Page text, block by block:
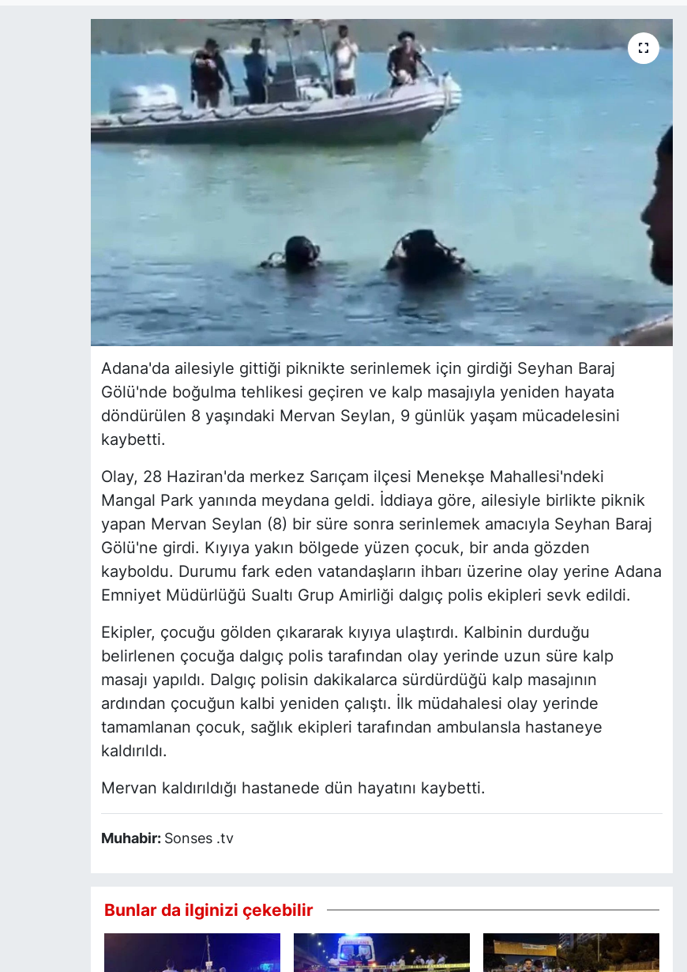
Adana'da ailesiyle gittiği piknikte serinlemek için girdiği Seyhan Baraj
Gölü'nde boğulma tehlikesi geçiren ve kalp masajıyla yeniden hayata
döndürülen 8 yaşındaki Mervan Seylan, 9 günlük yaşam mücadelesini
kaybetti.
Olay, 28 Haziran'da merkez Sarıçam ilçesi Menekşe Mahallesi'ndeki
Mangal Park yanında meydana geldi. İddiaya göre, ailesiyle birlikte piknik
yapan Mervan Seylan (8) bir süre sonra serinlemek amacıyla Seyhan Baraj
Gölü'ne girdi. Kıyıya yakın bölgede yüzen çocuk, bir anda gözden
kayboldu. Durumu fark eden vatandaşların ihbarı üzerine olay yerine Adana
Emniyet Müdürlüğü Sualtı Grup Amirliği dalgıç polis ekipleri sevk edildi.
Ekipler, çocuğu gölden çıkararak kıyıya ulaştırdı. Kalbinin durduğu
belirlenen çocuğa dalgıç polis tarafından olay yerinde uzun süre kalp
masajı yapıldı. Dalgıç polisin dakikalarca sürdürdüğü kalp masajının
ardından çocuğun kalbi yeniden çalıştı. İlk müdahalesi olay yerinde
tamamlanan çocuk, sağlık ekipleri tarafından ambulansla hastaneye
kaldırıldı.
Mervan kaldırıldığı hastanede dün hayatını kaybetti.
Muhabir: Sonses .tv
Bunlar da ilginizi çekebilir
Haberde insan
Tanıtım